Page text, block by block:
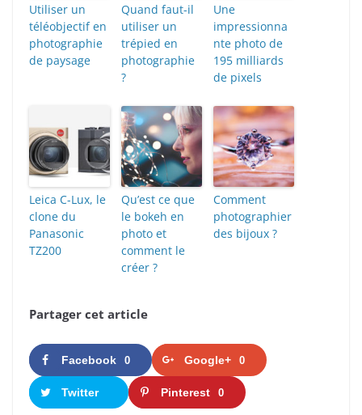
Utiliser un
téléobjectif en
photographie
de paysage
Quand faut-il
utiliser un
trépied en
photographie
?
Une
impressionna
nte photo de
195 milliards
de pixels
Leica C-Lux, le
clone du
Panasonic
TZ200
Qu’est ce que
le bokeh en
photo et
comment le
créer ?
Comment
photographier
des bijoux ?
Partager cet article
Facebook 0 Google+ 0
Twitter Pinterest 0